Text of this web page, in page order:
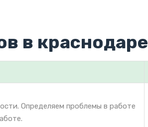
в краснодаре
Определяем проблемы в работе